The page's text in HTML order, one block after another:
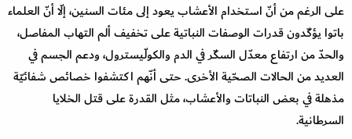
على الرغم من أنّ استخدام الأعشاب يعود إلى مئات السنين، إلّا أنّ العلماء
باتوا يؤكّدون قدرات الوصفات النباتية على تخفيف ألم التهاب المفاصل،
والحدّ من ارتفاع معدّل السكّر في الدم والكولّيسترول، ودعم الجسم في
العديد من الحالات الصحّية الأخرى. حتى أنّهم اكتشفوا خصائص شفائيّة
مذهلة في بعض النباتات والأعشاب، مثل القدرة على قتل الخلايا
السرطانية.